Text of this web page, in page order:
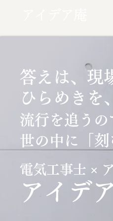
ひらめきを
答えは、現
流行を追うの
世の中に
「刻
電気工事士 ×
アイデ